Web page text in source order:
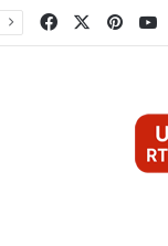
Facebook